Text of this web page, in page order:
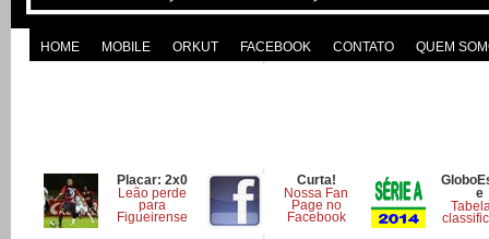
HOME MOBILE ORKUT FACEBOOK CONTATO QUEM
Placar: 2x0
Leão perde
para
Figueirense
Curta!
Nossa Fan
Page no
Facebook
e